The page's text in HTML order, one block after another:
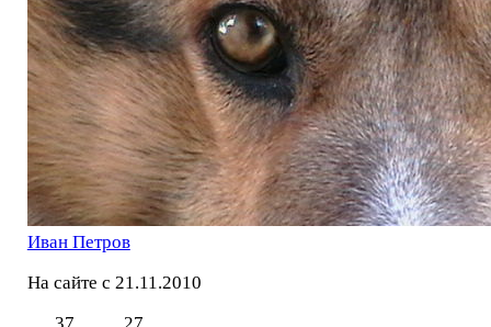
Иван Петров
На сайте с 21.11.2010
37
27